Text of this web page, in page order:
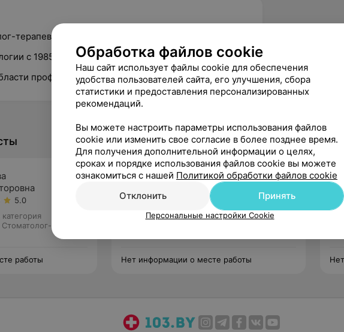
терапевт высшей квалификационной категории.
с 1985 года.
профессиональной гигиены и лечения кариеса.
5.0
терапевт
работы
Свиридова
Елена Сергеевна
Стаж 17 лет•Первая категория
Нет информации о месте работы
Обработка файлов cookie
Наш сайт использует файлы cookie для обеспечения
удобства пользователей сайта, его улучшения, сбора
статистики и предоставления персонализированных
рекомендаций.
Вы можете настроить параметры использования файлов
cookie или изменить свое согласие в более позднее время.
Для получения дополнительной информации о целях,
сроках и порядке использования файлов cookie вы можете
ознакомиться с нашей Политикой обработки файлов cookie
Отклонить
Принять
Персональные настройки Cookie